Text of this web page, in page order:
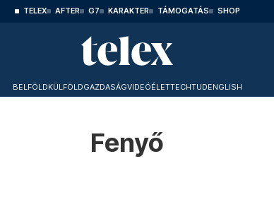
TELEX AFTER G7 KARAKTER TÁMOGATÁS SHOP
BELFÖLDKÜLFÖLDGAZDASÁGVIDEÓÉLETTECHTUDENGLISH
Fenyő